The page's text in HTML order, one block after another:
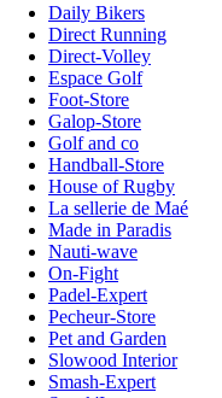
Daily Bikers
Direct Running
Direct-Volley
Espace Golf
Foot-Store
Galop-Store
Golf and co
Handball-Store
House of Rugby
La sellerie de Maé
Made in Paradis
Nauti-wave
On-Fight
Padel-Expert
Pecheur-Store
Pet and Garden
Slowood Interior
Smash-Expert